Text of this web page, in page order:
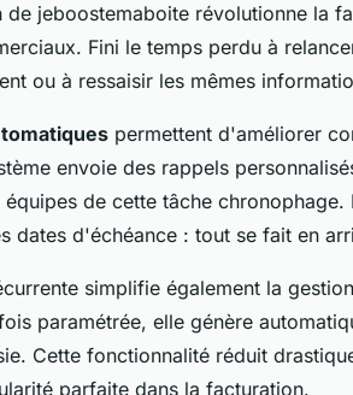
de jeboostemaboite révolutionne la
Fini le temps perdu à
ou à ressaisir les mêmes
permettent d'améliorer
envoie des rappels
équipes de cette tâche
dates d'échéance : tout se fait en
simplifie également la
paramétrée, elle génère
Cette fonctionnalité réduit
parfaite dans la facturation.